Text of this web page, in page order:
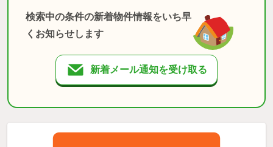
検索中の条件の新着物件情報をいち早
くお知らせします
新着メール通知を受け取る